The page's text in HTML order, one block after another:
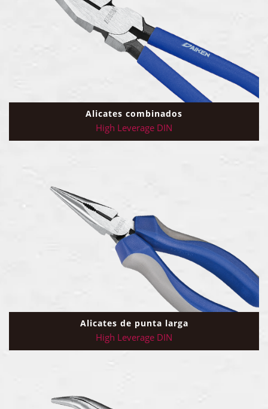
Alicates combinados
High Leverage DIN
Alicates de punta larga
High Leverage DIN